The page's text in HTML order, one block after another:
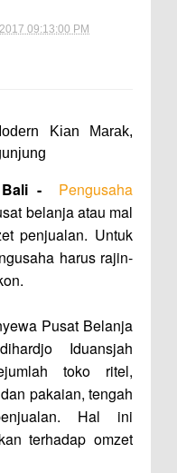
09:13:00 PM
-
Pengusaha
belanja atau mal
penjualan. Untuk
harus rajin-
Pusat Belanja
Iduansjah
toko ritel,
pakaian, tengah
Hal ini
terhadap omzet